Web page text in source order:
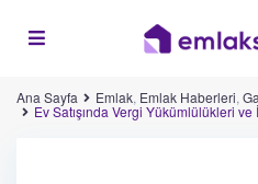
Ana Sayfa Emlak, Emlak Haberleri,
Ev Satışında Vergi Yükümlülükleri